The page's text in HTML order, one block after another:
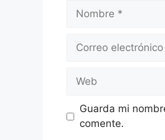
Nombre
Correo
Web
Guarda mi
comente.